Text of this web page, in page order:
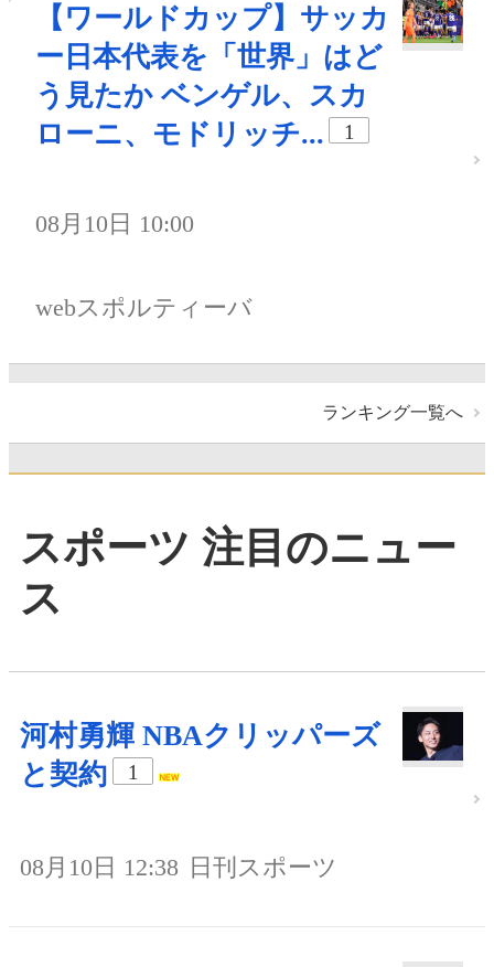
【ワールドカップ】サッカ
ー日本代表を「世界」はど
う見たか ベンゲル、スカ
ローニ、モドリッチ...
1
08月10日 10:00
webスポルティーバ
ランキング一覧へ
スポーツ 注目のニュー
ス
河村勇輝 NBAクリッパーズ
と契約
1
08月10日 12:38 日刊スポーツ